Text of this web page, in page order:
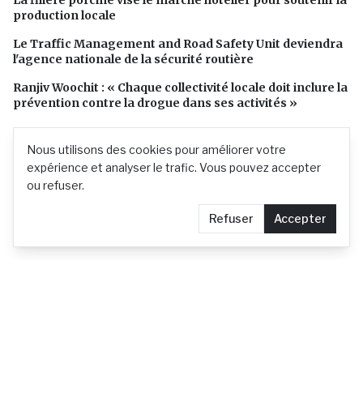
Nous utilisons des cookies pour améliorer votre
expérience et analyser le trafic. Vous pouvez accepter
ou refuser.
Refuser Accepter
production locale
Le Traffic Management and Road Safety Unit deviendra
l'agence nationale de la sécurité routière
Ranjiv Woochit : « Chaque collectivité locale doit inclure la
prévention contre la drogue dans ses activités »